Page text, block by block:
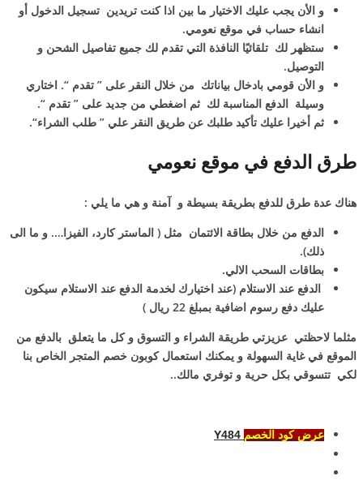
و الأن يجب عليك الاختيار ما بين اذا كنت تريدين تسجيل الدخول أو
انشاء حساب في موقع نعومي.
ستظهر لك تلقائيًا النافذة التي تقدم لك جميع تفاصيل الشحن و
التوصيل.
و الأن قومي بادخال بياناتك من خلال النقر على ” تقدم “. اختاري
وسيلة الدفع المناسبة لك ثم اضغطي من جديد على ” تقدم “.
ثم أخيرا عليك تأكيد طلبك عن طريق النقر علي ” طلب الشراء“.
طرق الدفع في موقع نعومي
هناك عدة طرق للدفع بطريقة بسيطة و آمنة و هي ما يلي :
الدفع من خلال بطاقة الائتمان مثل ( الماستر كارد، الفيزا…. و ما الى
ذلك).
بطاقات السحب الالي.
الدفع عند الاستلام (عند اختيارك لخدمة الدفع عند الاستلام سيكون
عليك دفع رسوم اضافية بمبلغ 22 ريال )
مثلما لاحظتي عزيزتي طريقة الشراء و التسوق و كل ما يتعلق بالدفع من
الموقع في غاية السهولة و يمكنك استعمال كوبون خصم المتجر الخاص بنا
لكي تتسوقي بكل حرية و توفري مالك..
عرض كود الخصم